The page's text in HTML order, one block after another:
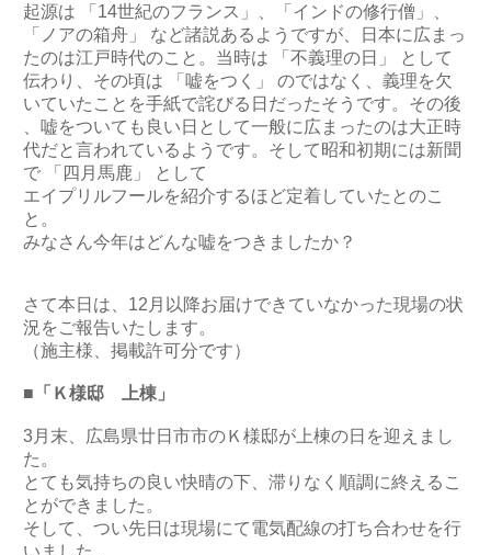
起源は 「14世紀のフランス」、「インドの修行僧」、
「ノアの箱舟」 など諸説あるようですが、日本に広まっ
たのは江戸時代のこと。当時は 「不義理の日」 として
伝わり、その頃は 「嘘をつく」 のではなく、義理を欠
いていたことを手紙で詫びる日だったそうです。その後
、嘘をついても良い日として一般に広まったのは大正時
代だと言われているようです。そして昭和初期には新聞
で 「四月馬鹿」 として
エイプリルフールを紹介するほど定着していたとのこ
と。
みなさん今年はどんな嘘をつきましたか？
さて本日は、12月以降お届けできていなかった現場の状
況をご報告いたします。
（施主様、掲載許可分です）
■「Ｋ様邸 上棟」
3月末、広島県廿日市市のＫ様邸が上棟の日を迎えまし
た。
とても気持ちの良い快晴の下、滞りなく順調に終えるこ
とができました。
そして、つい先日は現場にて電気配線の打ち合わせを行